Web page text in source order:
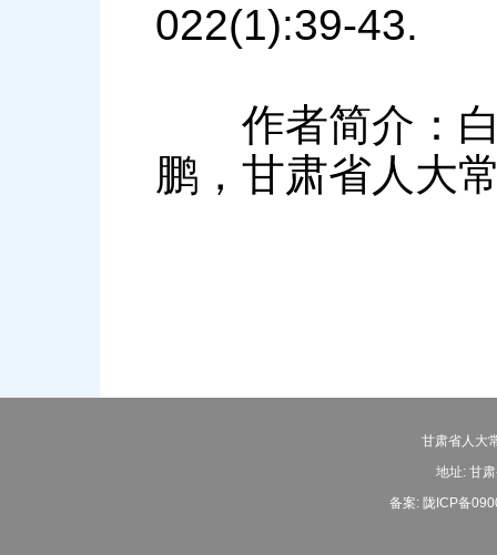
022(1):39-43.
作者简介：白
鹏，甘肃省人大
甘肃省人大
地址: 甘
备案: 陇ICP备